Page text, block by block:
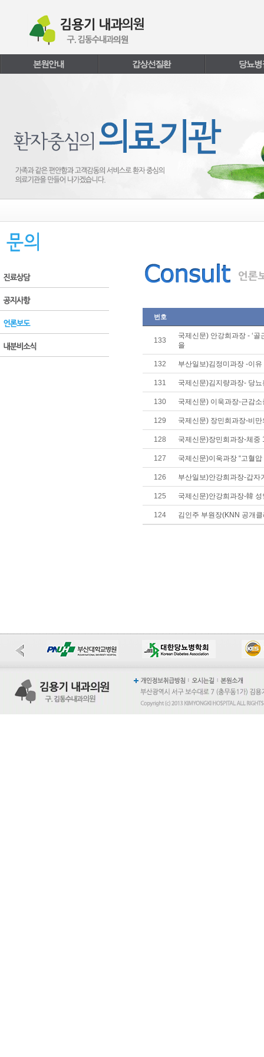
번호
133
국제신문) 안강희과장 - ‘
을
132 부산일보)김정미과장 -이
131 국제신문)김지량과장- 당
130 국제신문) 이욱과장-근감
129 국제신문) 장민희과장-비
128 국제신문)장민희과장-체중
127 국제신문)이욱과장 “고혈
126 부산일보)안강희과장-갑자
125 국제신문)안강희과장-韓
124 김인주 부원장(KNN 공개